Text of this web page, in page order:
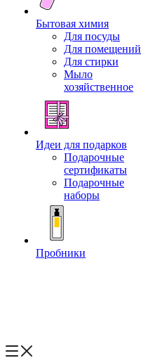
Бытовая химия
Для посуды
Для помещений
Для стирки
Мыло
хозяйственное
Идеи для подарков
Подарочные
сертификаты
Подарочные
наборы
Пробники